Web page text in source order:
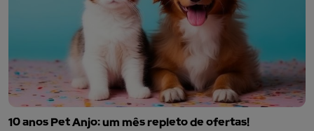
10 anos Pet Anjo: um mês repleto de ofertas!